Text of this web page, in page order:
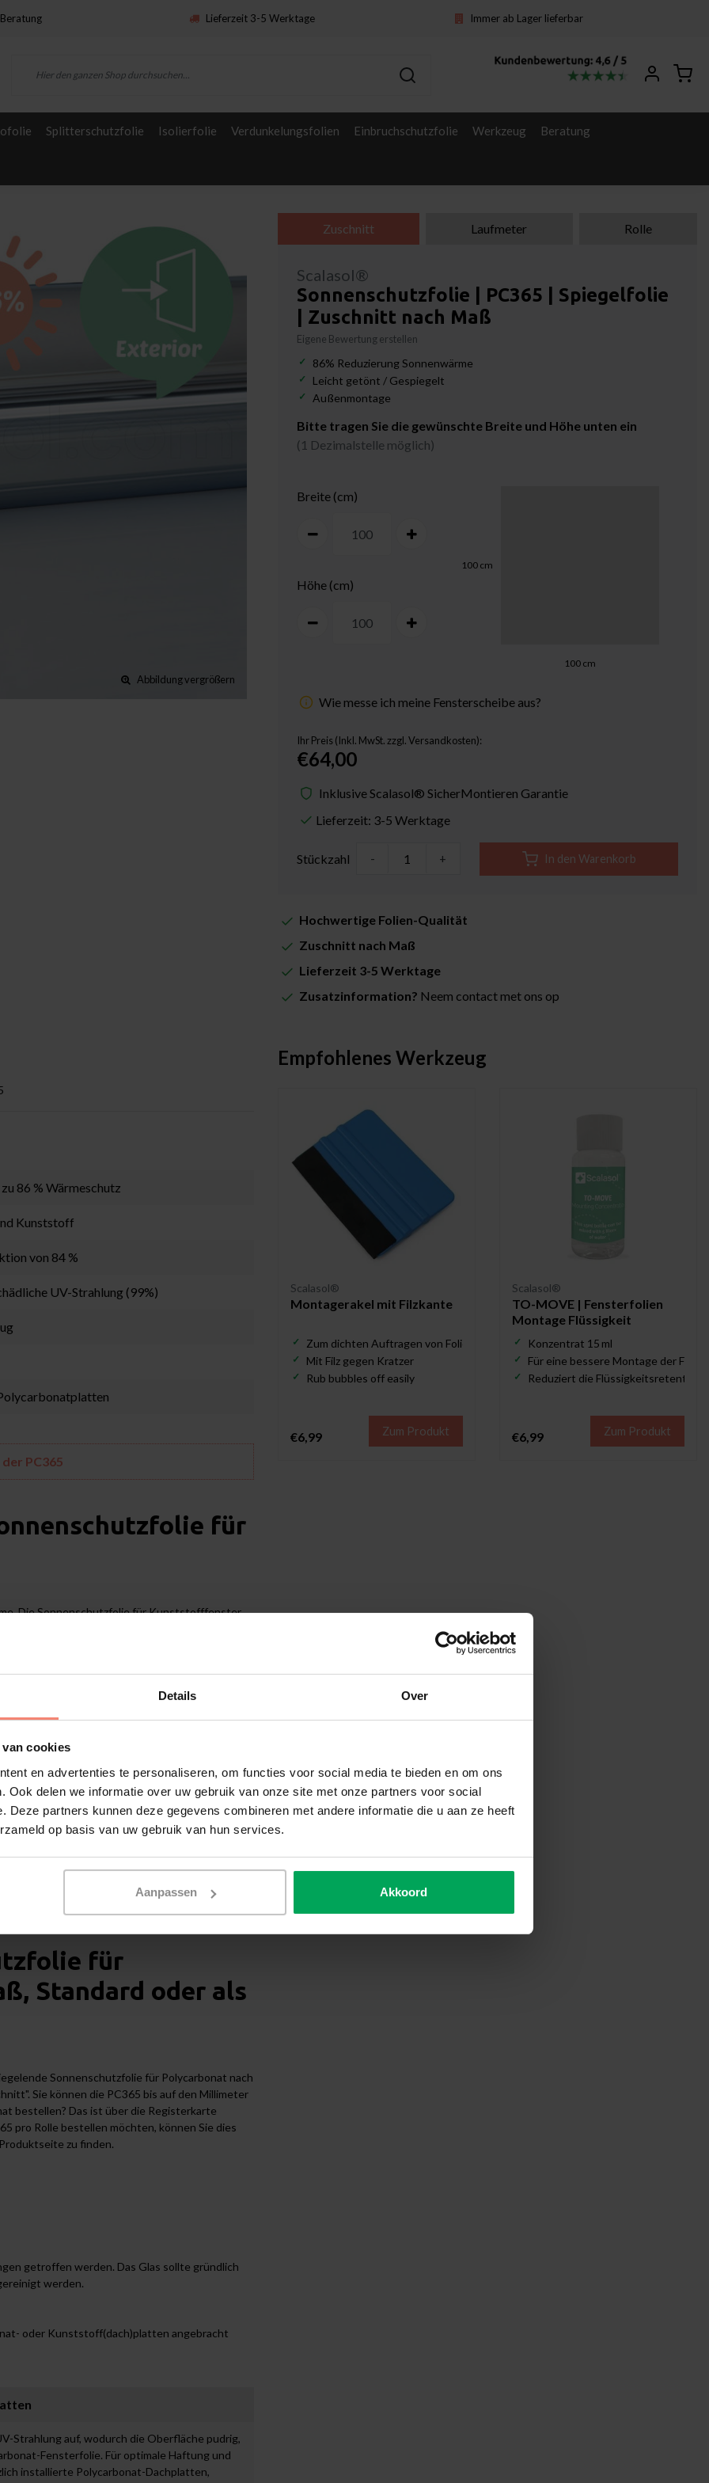
Details Over
cookies
en advertenties te personaliseren, om functies voor social media te bieden en om ons
Ook delen we informatie over uw gebruik van onze site met onze partners voor social
Deze partners kunnen deze gegevens combineren met andere informatie die u aan ze heeft
op basis van uw gebruik van hun services.
Aanpassen Akkoord
Lieferzeit 3-5 Werktage Immer ab Lager lieferbar
Splitterschutzfolie Isolierfolie Verdunkelungsfolien Einbruchschutzfolie Werkzeug Beratung
Abbildung vergrößern
Zuschnitt Laufmeter Rolle
Scalasol®
Sonnenschutzfolie | PC365 | Spiegelfolie
| Zuschnitt nach Maß
Eigene Bewertung erstellen
86% Reduzierung Sonnenwärme
Leicht getönt / Gespiegelt
Außenmontage
Bitte tragen Sie die gewünschte Breite und Höhe unten ein
(1 Dezimalstelle möglich)
Breite (cm)
Höhe (cm)
100 cm
100 cm
Wie messe ich meine Fensterscheibe aus?
Ihr Preis (Inkl. MwSt. zzgl. Versandkosten):
€64,00
Inklusive Scalasol® SicherMontieren Garantie
Lieferzeit: 3-5 Werktage
Stückzahl - + In den Warenkorb
Hochwertige Folien-Qualität
Zuschnitt nach Maß
Lieferzeit 3-5 Werktage
Zusatzinformation? Neem contact met ons op
86 % Wärmeschutz
Kunststoff
von 84 %
UV-Strahlung (99%)
PC365
für
Die Sonnenschutzfolie für Kunststofffenster
Raum unter den Polycarbonatplatten
bei Sonnenstrahlen noch stärkere
schneller auf als ein Raum mit einem normalen
86 % der Sonnenwärme ab. Dies schafft ein sehr
hat eine kratzfeste Oberfläche
Gegenständen wie z. B. einem Schaber
Oberlichter und Polycarbonatdächer
eine normale Glasfolie. Polycarbonatplatten
von Temperaturunterschieden. Die
und reißt nicht. Achten Sie darauf,
nicht auf mehrere Platten gleichzeitig
und zusammenziehen. Die Folie ist ideal für
Die PC365 kann auf
sind, wie z. B. bei Oberlichtern.
für
Standard oder als
Sonnenschutzfolie für Polycarbonat nach
Sie können die PC365 bis auf den Millimeter
bestellen? Das ist über die Registerkarte
pro Rolle bestellen möchten, können Sie dies
zu finden.
getroffen werden. Das Glas sollte gründlich
werden.
oder Kunststoff(dach)platten angebracht
Strahlung auf, wodurch die Oberfläche pudrig,
Fensterfolie. Für optimale Haftung und
installierte Polycarbonat-Dachplatten,
Empfohlenes Werkzeug
Scalasol®
Montagerakel mit Filzkante
Zum dichten Auftragen von Folie
Mit Filz gegen Kratzer
Rub bubbles off easily
€6,99 Zum Produkt
Scalasol®
TO-MOVE | Fensterfolien
Montage Flüssigkeit
Konzentrat 15 ml
Für eine bessere Montage der Folie
Reduziert die Flüssigkeitsretention
€6,99 Zum Produkt